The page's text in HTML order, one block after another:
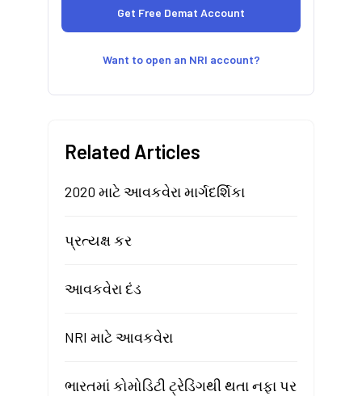
Want to open an NRI account?
Related Articles
2020 માટે આવકવેરા માર્ગદર્શિકા
પ્રત્યક્ષ કર
આવકવેરા દંડ
NRI માટે આવકવેરા
ભારતમાં કોમોડિટી ટ્રેડિંગથી થતા નફા પર